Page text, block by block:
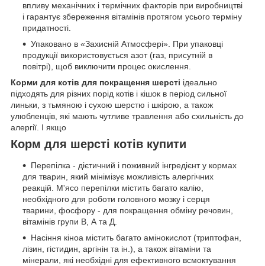
впливу механічних і термічних факторів при виробництві
і гарантує збереження вітамінів протягом усього терміну
придатності.
Упаковано в «Захисній Атмосфері». При упаковці
продукції використовується азот (газ, присутній в
повітрі), щоб виключити процес окислення.
Корми для котів для покращення шерсті ідеально
підходять для різних порід котів і кішок в період сильної
линьки, з тьмяною і сухою шерстю і шкірою, а також
улюбленців, які мають чутливе травлення або схильність до
алергії. І якщо
Корм для шерсті котів купити
Перепілка - дієтичний і поживний інгредієнт у кормах
для тварин, який мінімізує можливість алергічних
реакцій. М'ясо перепілки містить багато калію,
необхідного для роботи головного мозку і серця
тварини, фосфору - для покращення обміну речовин,
вітамінів групи В, А та Д.
Насіння кіноа містить багато амінокислот (триптофан,
лізин, гістидин, аргінін та ін.), а також вітаміни та
мінерали, які необхідні для ефективного всмоктування